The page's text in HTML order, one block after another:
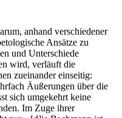
anhand verschiedener
Ansätze zu
und Unterschiede
wird, verläuft die
zueinander einseitig:
Äußerungen über die
sich umgekehrt keine
Im Zuge ihrer